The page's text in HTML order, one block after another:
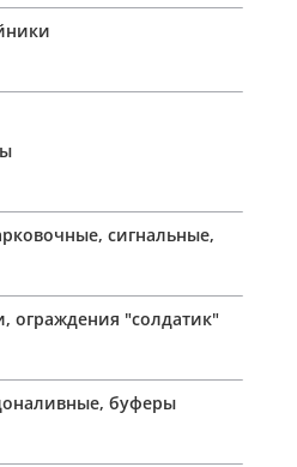
сигнальные,
ограждения "солдатик"
буферы